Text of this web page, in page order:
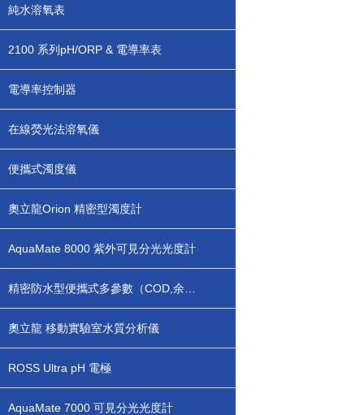
純水溶氧表
2100 系列pH/ORP & 電導率表
電導率控制器
在線熒光法溶氧儀
便攜式濁度儀
奧立龍Orion 精密型濁度計
AquaMate 8000 紫外可見分光光度計
奧立龍 移動實驗室水質分析儀
ROSS Ultra pH 電極
AquaMate 7000 可見分光光度計